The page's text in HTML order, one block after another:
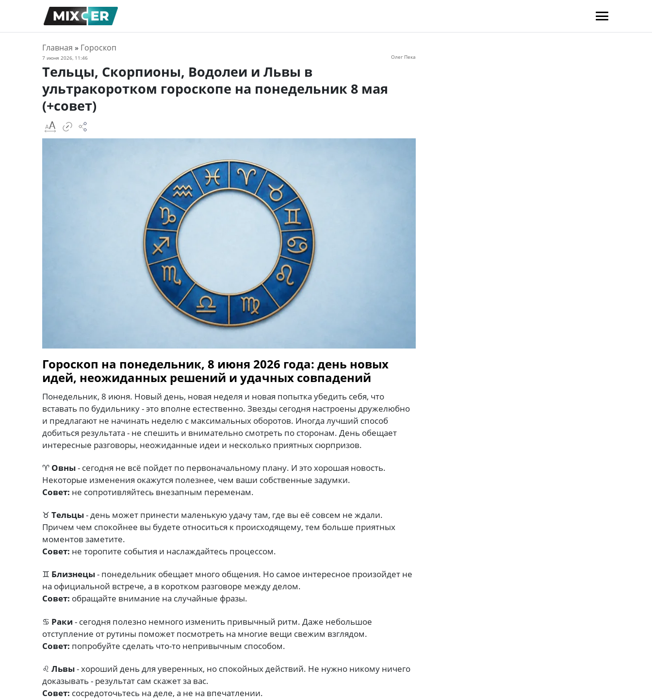
Главная » Гороскоп
7 июня 2026, 11:46 Олег Пека
Тельцы, Скорпионы, Водолеи и Львы в
ультракоротком гороскопе на понедельник 8 мая
(+совет)
Гороскоп на понедельник, 8 июня 2026 года: день новых
идей, неожиданных решений и удачных совпадений
Понедельник, 8 июня. Новый день, новая неделя и новая попытка убедить себя, что
вставать по будильнику - это вполне естественно. Звезды сегодня настроены дружелюбно
и предлагают не начинать неделю с максимальных оборотов. Иногда лучший способ
добиться результата - не спешить и внимательно смотреть по сторонам. День обещает
интересные разговоры, неожиданные идеи и несколько приятных сюрпризов.
♈ Овны- сегодня не всё пойдет по первоначальному плану. И это хорошая новость.
Некоторые изменения окажутся полезнее, чем ваши собственные задумки.
Совет: не сопротивляйтесь внезапным переменам.
♉ Тельцы- день может принести маленькую удачу там, где вы её совсем не ждали.
Причем чем спокойнее вы будете относиться к происходящему, тем больше приятных
моментов заметите.
Совет: не торопите события и наслаждайтесь процессом.
♊ Близнецы- понедельник обещает много общения. Но самое интересное произойдет не
на официальной встрече, а в коротком разговоре между делом.
Совет: обращайте внимание на случайные фразы.
♋ Раки - сегодня полезно немного изменить привычный ритм. Даже небольшое
отступление от рутины поможет посмотреть на многие вещи свежим взглядом.
Совет: попробуйте сделать что-то непривычным способом.
♌ Львы- хороший день для уверенных, но спокойных действий. Не нужно никому ничего
доказывать - результат сам скажет за вас.
Совет: сосредоточьтесь на деле, а не на впечатлении.